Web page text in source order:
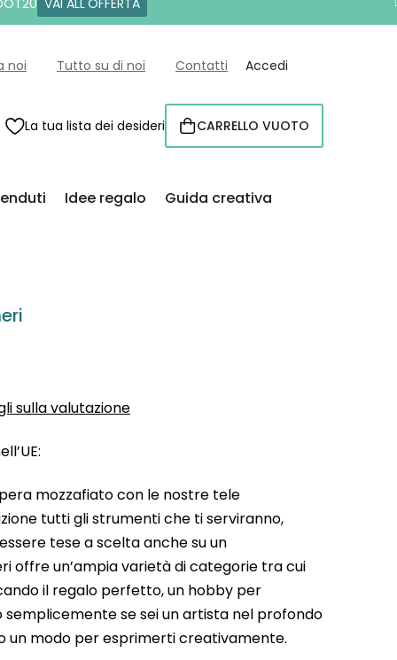
VAI ALL'OFFERTA
noi Tutto su di noi Contatti Accedi
La tua lista dei desideri CARRELLO
CARRELLO VUOTO
Idee regalo Guida creativa
sulla valutazione
mozzafiato con le nostre tele
tutti gli strumenti che ti serviranno,
tese a scelta anche su un
offre un’ampia varietà di categorie tra cui
il regalo perfetto, un hobby per
se sei un artista nel profondo
un modo per esprimerti creativamente.